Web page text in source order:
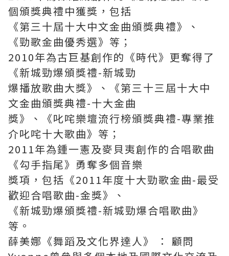
個頒獎典禮中獲獎，包括
《第三十屆十大中文金曲頒獎典禮》、
《勁歌金曲優秀選》等；
2010年為古巨基創作的《時代》更奪得了
《新城勁爆頒獎禮-新城勁
爆播放歌曲大獎》、《第三十三屆十大中
文金曲頒獎典禮-十大金曲
獎》、《叱咤樂壇流行榜頒獎典禮-專業推
介叱咤十大歌曲》等；
2011年為鍾一憲及麥貝夷創作的合唱歌曲
《勾手指尾》勇奪多個音樂
獎項，包括《2011年度十大勁歌金曲-最受
歡迎合唱歌曲-金獎》、
《新城勁爆頒獎禮-新城勁爆合唱歌曲》
等。
薛美娜《舞蹈及文化界達人》 ： 顧問